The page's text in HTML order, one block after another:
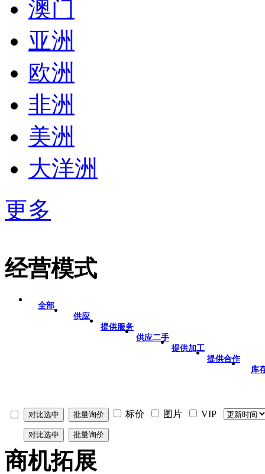
澳门
亚洲
欧洲
非洲
美洲
大洋洲
更多
经营模式
全部
供应
提供服务
供应二手
提供加工
提供合作
库
标价 图片 VIP
商机拓展